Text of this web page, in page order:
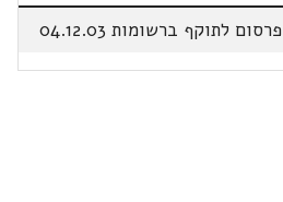
פרסום לתוקף ברשומות 04.12.03